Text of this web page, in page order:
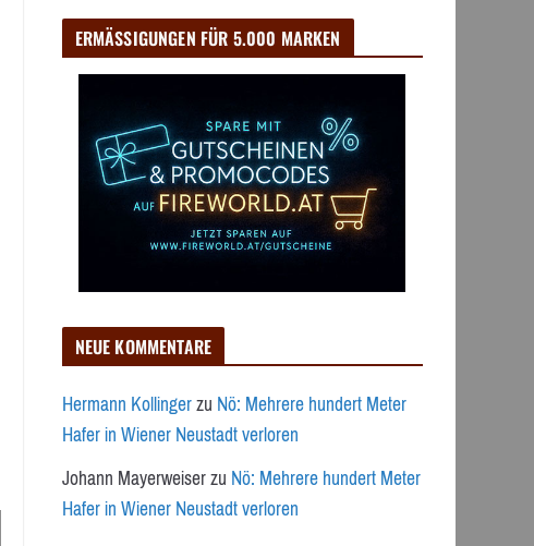
ERMÄSSIGUNGEN FÜR 5.000 MARKEN
NEUE KOMMENTARE
Hermann KollingerzuNö: Mehrere hundert Meter
Hafer in Wiener Neustadt verloren
Johann MayerweiserzuNö: Mehrere hundert Meter
Hafer in Wiener Neustadt verloren